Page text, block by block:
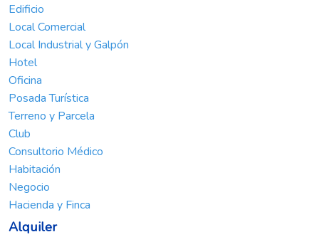
Edificio
Local Comercial
Local Industrial y Galpón
Hotel
Oficina
Posada Turística
Terreno y Parcela
Club
Consultorio Médico
Habitación
Negocio
Hacienda y Finca
Alquiler